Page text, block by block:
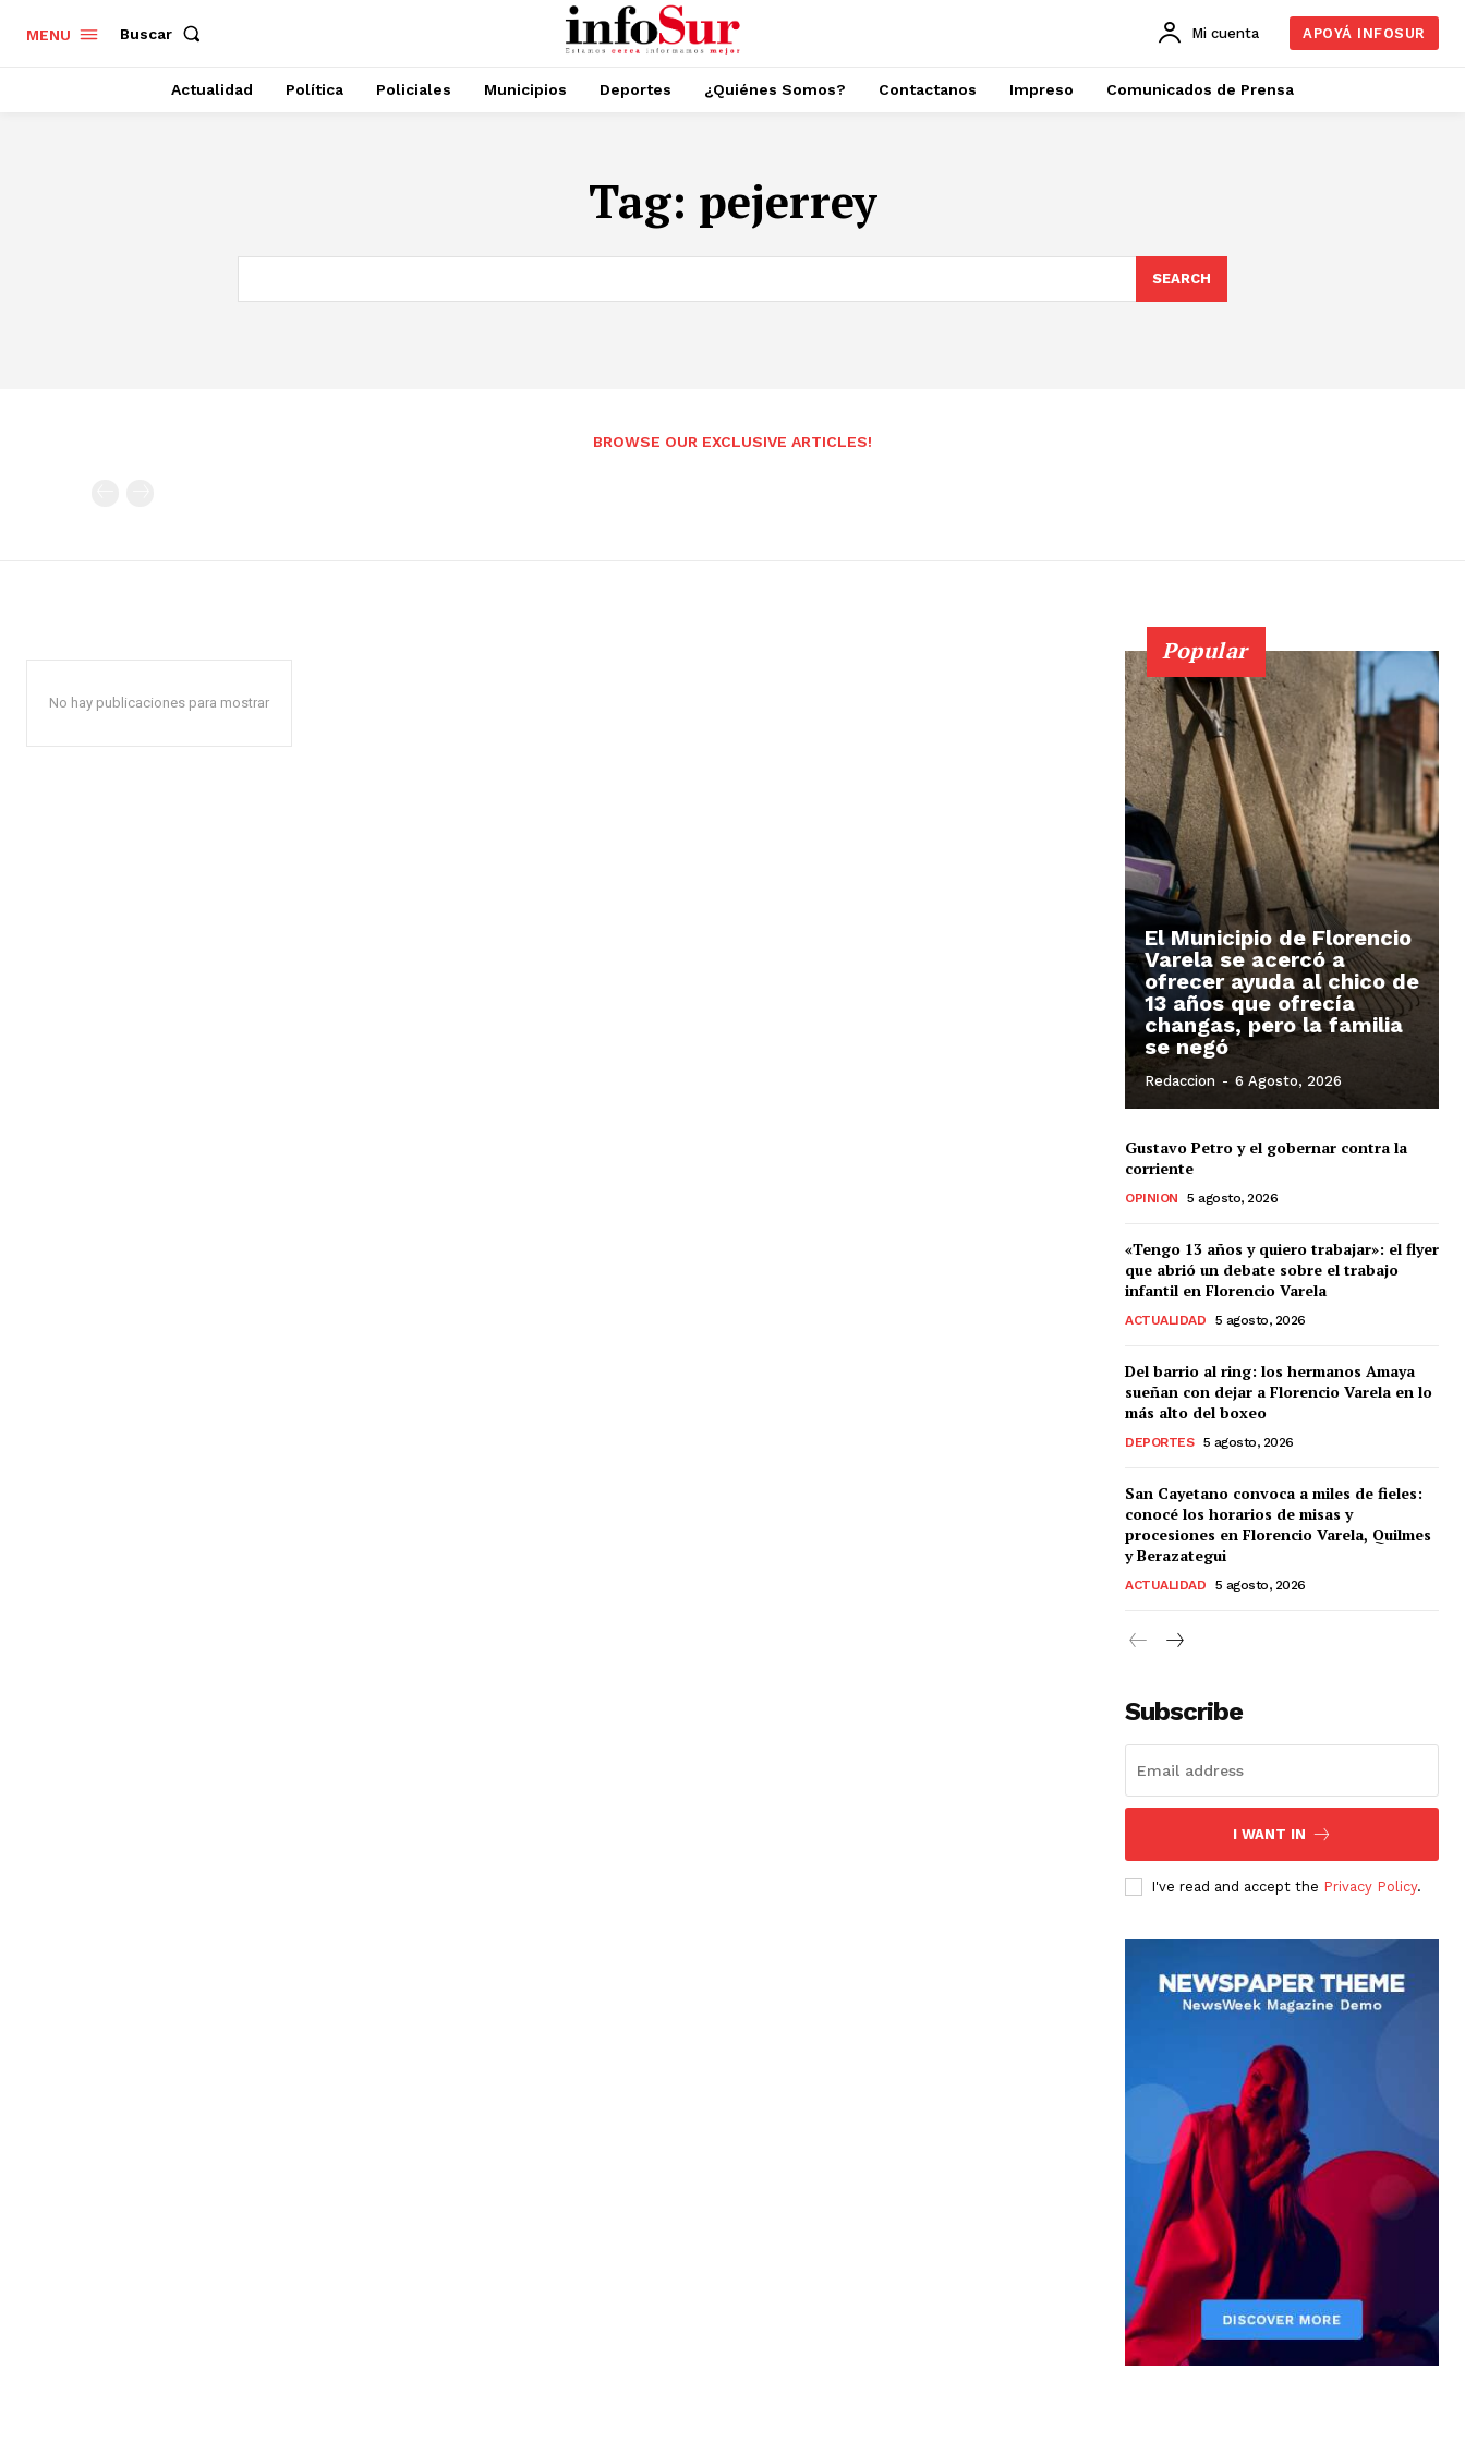
MENU Buscar Mi cuenta APOYÁ INFOSUR
Actualidad Política Policiales Municipios Deportes ¿Quiénes Somos? Contactanos Impreso Comunicados de Prensa
Tag: pejerrey
SEARCH
BROWSE OUR EXCLUSIVE ARTICLES!
No hay publicaciones para mostrar
Popular
El Municipio de Florencio
Varela se acercó a
ofrecer ayuda al chico de
13 años que ofrecía
changas, pero la familia
se negó
Redaccion - 6 Agosto, 2026
Gustavo Petro y el gobernar contra la
corriente
OPINION 5 agosto, 2026
«Tengo 13 años y quiero trabajar»: el flyer
que abrió un debate sobre el trabajo
infantil en Florencio Varela
ACTUALIDAD 5 agosto, 2026
Del barrio al ring: los hermanos Amaya
sueñan con dejar a Florencio Varela en lo
más alto del boxeo
DEPORTES 5 agosto, 2026
San Cayetano convoca a miles de fieles:
conocé los horarios de misas y
procesiones en Florencio Varela, Quilmes
y Berazategui
ACTUALIDAD 5 agosto, 2026
Subscribe
I WANT IN
I've read and accept the Privacy Policy.